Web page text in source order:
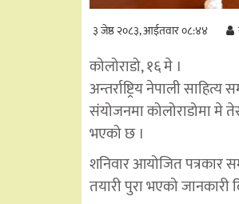
३ जेष्ठ २०८३, आईतवार ०८:४४
कोलोराडो, १६ मे ।
अन्तर्राष्ट्रिय नेपाली
संयोजनमा कोलोराडोमा मे
भएको छ ।
शनिवार आयोजित पत्रकार
तयारी पुरा भएको जानकारी